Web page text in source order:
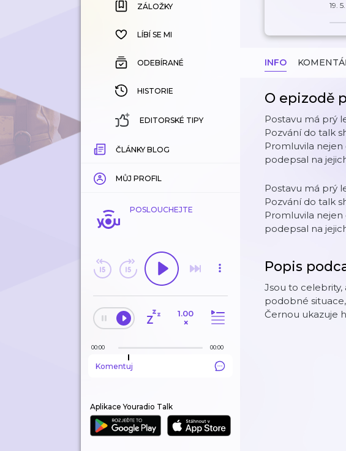
ZÁLOŽKY
HISTORIE
ZÁLOŽKY
LÍBÍ SE MI
ODEBÍRANÉ
HISTORIE
EDITORSKÉ TIPY
ČLÁNKY BLOG
MŮJ PROFIL
POSLOUCHEJTE
1.00
×
00:00 00:00
Komentuj
Aplikace Youradio Talk
19.
INFO
O epizodě
Postavu má prý
Pozvání do talk
Promluvila nejen
podepsal na
Postavu má prý
Pozvání do talk
Promluvila nejen
podepsal na
Popis
Jsou to celebrity,
podobné
Černou ukazuje